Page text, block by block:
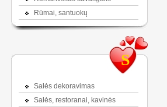
Rūmai, santuokų
S
Salės dekoravimas
Salės, restoranai, kavinės